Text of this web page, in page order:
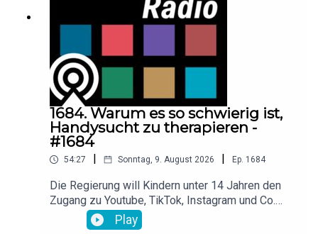
1684. Warum es so schwierig ist,
Handysucht zu therapieren -
#1684
54:27 Sonntag, 9. August 2026 Ep. 1684
Die Regierung will Kindern unter 14 Jahren den
Zugang zu Youtube, TikTok, Instagram und Co.
verbieten. Doch es gibt Zweifel an der
Umsetzbarkeit des geplanten Gesetzes. Warum
Play